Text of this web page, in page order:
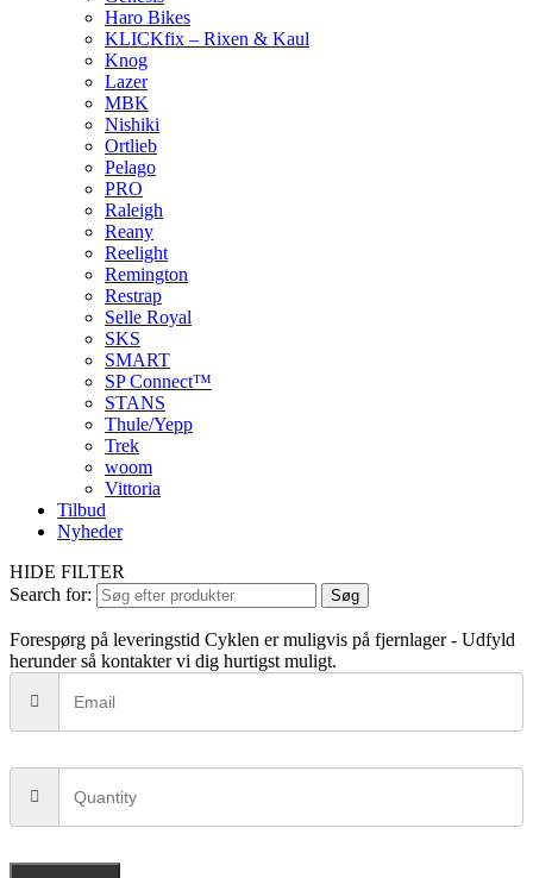
Haro Bikes
KLICKfix – Rixen & Kaul
Knog
Lazer
MBK
Nishiki
Ortlieb
Pelago
PRO
Raleigh
Reany
Reelight
Remington
Restrap
Selle Royal
SKS
SMART
SP Connect™
STANS
Thule/Yepp
Trek
woom
Vittoria
Tilbud
Nyheder
HIDE FILTER
Search for:
Søg
Forespørg på leveringstid Cyklen er muligvis på fjernlager - Udfyld
herunder så kontakter vi dig hurtigst muligt.